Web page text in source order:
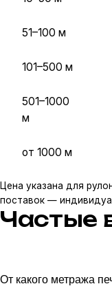
51–100 м
101–500 м
501–1000
м
от 1000 м
Цена указана для
поставок —
Частые
От какого метража